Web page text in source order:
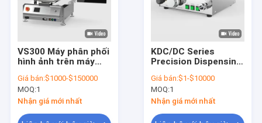
Sản phẩm
Về chúng tôi
Chuyến tham quan nhà máy
VS300 Máy phân phối
hình ảnh trên máy
nhận tai nghe không
dây Máy phát động
tuyến tính Máy phát
thanh phẳng LCM
Giá bán:$1000-$150000
MOQ:1
Nhận giá mới nhất
KDC/DC Series
Precision Dispensing
SEMICONDUCTOR
CHIP DIE BOND MEMS
SOLDER PASTE
DISPENSING micro
Giá bán:$1-$10000
MOQ:1
Nhận giá mới nhất